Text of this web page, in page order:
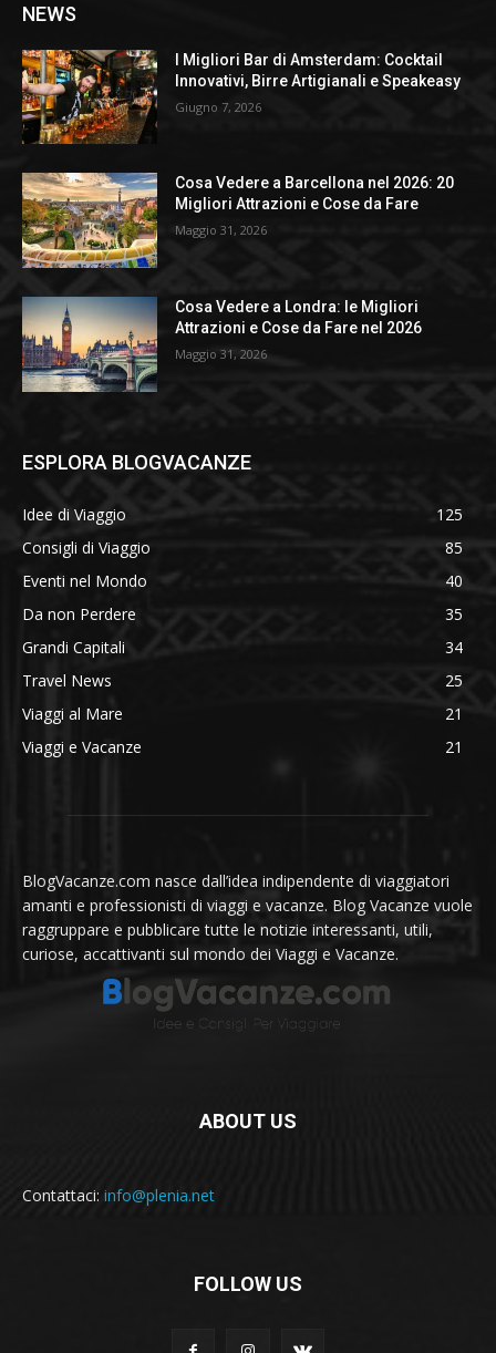
NEWS
I Migliori Bar di Amsterdam: Cocktail
Innovativi, Birre Artigianali e Speakeasy
Giugno 7, 2026
Cosa Vedere a Barcellona nel 2026: 20
Migliori Attrazioni e Cose da Fare
Maggio 31, 2026
Cosa Vedere a Londra: le Migliori
Attrazioni e Cose da Fare nel 2026
Maggio 31, 2026
ESPLORA BLOGVACANZE
Idee di Viaggio
125
Consigli di Viaggio
85
Eventi nel Mondo
40
Da non Perdere
35
Grandi Capitali
34
Travel News
25
Viaggi al Mare
21
Viaggi e Vacanze
21
BlogVacanze.com nasce dall’idea indipendente di viaggiatori
amanti e professionisti di viaggi e vacanze. Blog Vacanze vuole
raggruppare e pubblicare tutte le notizie interessanti, utili,
curiose, accattivanti sul mondo dei Viaggi e Vacanze.
ABOUT US
Contattaci: info@plenia.net
FOLLOW US